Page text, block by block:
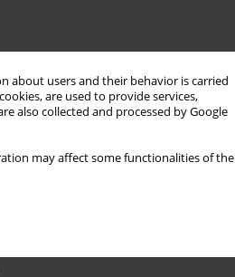
about users and their behavior is carried
are used to provide services,
also collected and processed by Google
may affect some functionalities of the